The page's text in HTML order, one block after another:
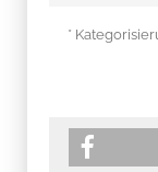
*